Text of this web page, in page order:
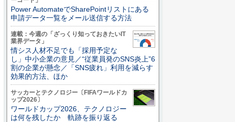
Power AutomateでSharePointリストにある
申請データ一覧をメール送信する方法
連載：今週の「ざっくり知っておきたいIT
業界データ」
情シス人材不足でも「採用予定な
し」中小企業の意見／“従業員発のSNS炎上”6
割の企業が懸念／「SNS疲れ」利用を減らす
効果的方法、ほか
サッカーとテクノロジー〔FIFAワールドカ
ップ2026〕
ワールドカップ2026、テクノロジー
は何を残したか 軌跡を振り返る